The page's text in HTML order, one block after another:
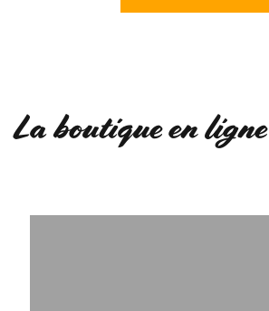
La boutique en ligne